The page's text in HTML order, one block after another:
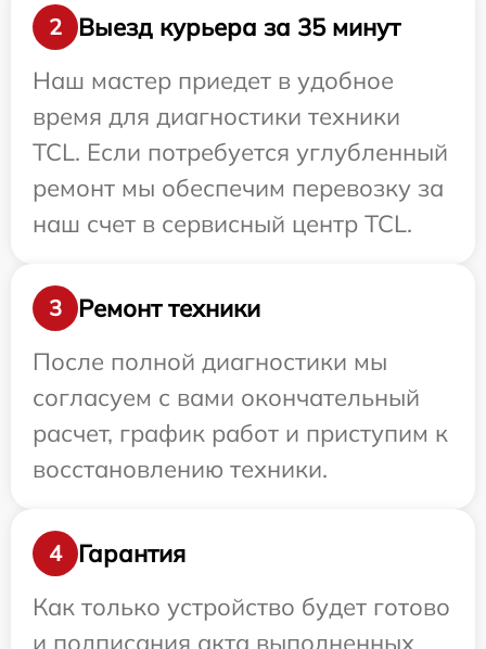
2
Выезд курьера за 35 минут
Наш мастер приедет в удобное
время для диагностики техники
TCL. Если потребуется углубленный
ремонт мы обеспечим перевозку за
наш счет в сервисный центр TCL.
3
Ремонт техники
После полной диагностики мы
согласуем с вами окончательный
расчет, график работ и приступим к
восстановлению техники.
4
Гарантия
Как только устройство будет готово
и подписания акта выполненных